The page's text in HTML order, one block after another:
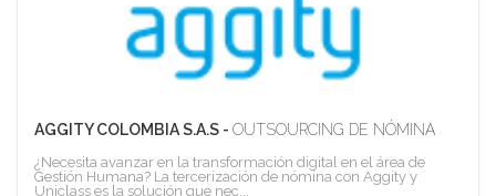
AGGITY COLOMBIA S.A.S - OUTSOURCING DE NÓMINA
¿Necesita avanzar en la transformación digital en el área de
Gestión Humana? La tercerización de nómina con Aggity y
Uniclass es la solución que nec...